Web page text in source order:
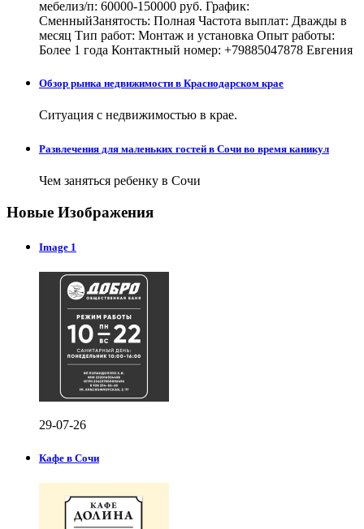
мебелиз/п: 60000-150000 руб. График:
СменныйЗанятость: Полная Частота выплат: Дважды в
месяц Тип работ: Монтаж и установка Опыт работы:
Более 1 года Контактный номер: +79885047878 Евгения
Обзор рынка недвижимости в Краснодарском крае
Ситуация с недвижимостью в крае.
Развлечения для маленьких гостей в Сочи во время каникул
Чем заняться ребенку в Сочи
Новые Изображения
Image 1
29-07-26
Кафе в Сочи